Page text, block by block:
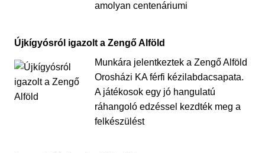
amolyan centenáriumi
Újkígyósról igazolt a Zengő Alföld
Munkára jelentkeztek a Zengő Alföld
Orosházi KA férfi kézilabdacsapata.
A játékosok egy jó hangulatú
ráhangoló edzéssel kezdték meg a
felkészülést